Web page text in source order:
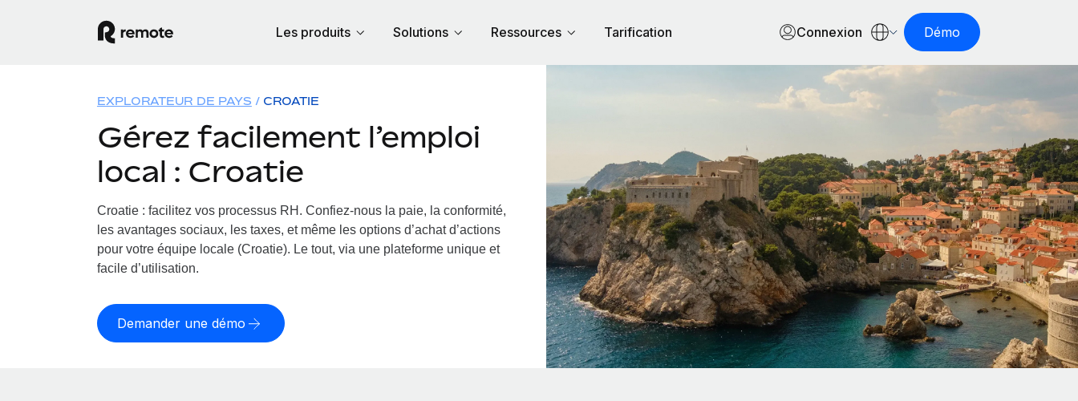
Les produits Solutions Ressources Tarification Connexion Démo
EXPLORATEUR DE PAYS CROATIE
Gérez facilement l’emploi
local : Croatie
Croatie : facilitez vos processus RH. Confiez-nous la paie, la conformité,
les avantages sociaux, les taxes, et même les options d’achat d’actions
pour votre équipe locale (Croatie). Le tout, via une plateforme unique et
facile d’utilisation.
Demander une démo